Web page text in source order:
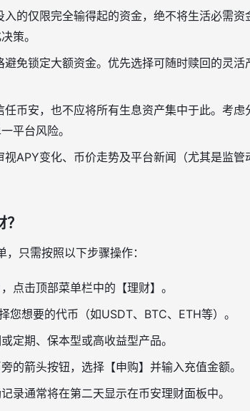
入的仅限完全输得起的资金，绝不将生活必需
策。
避免锁定大额资金。优先选择可随时赎回的灵
任币安，也不应将所有生息资产集中于此。考
平台风险。
视APY变化、币价走势及平台新闻（尤其是监
只需按照以下步骤操作：
点击顶部菜单栏中的【理财】。
您想要的代币（如USDT、BTC、ETH等）。
定期、保本型或高收益型产品。
的箭头按钮，选择【申购】并输入充值金额。
录通常将在第二天显示在币安理财面板中。